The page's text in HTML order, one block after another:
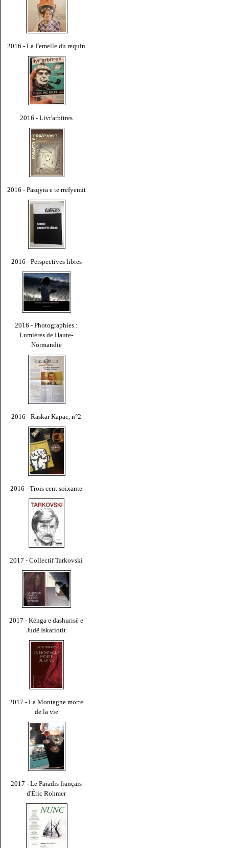
2016 - La Femelle du requin
2016 - Livr'arbitres
2016 - Pasqyra e te rrefyemit
2016 - Perspectives libres
2016 - Photographies :
Lumières de Haute-
Normandie
2016 - Raskar Kapac, n°2
2016 - Trois cent soixante
2017 - Collectif Tarkovski
2017 - Kënga e dashurisë e
Judë Iskariotit
2017 - La Montagne morte
de la vie
2017 - Le Paradis français
d'Éric Rohmer